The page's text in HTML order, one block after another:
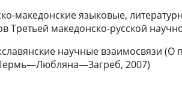
македонские языковые,
Третьей македонско-русской
научные взаимосвязи (О
2007)